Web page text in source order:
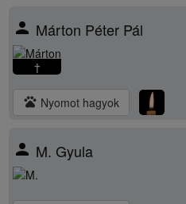
person Márton Péter Pál
†
pets Nyomot hagyok
person M. Gyula